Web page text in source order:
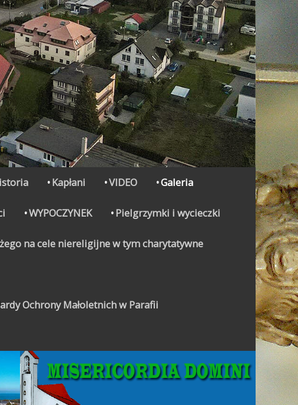
Kapłani VIDEO Galeria
WYPOCZYNEK Pielgrzymki i wycieczki
na cele niereligijne w tym charytatywne
Ochrony Małoletnich w Parafii
Gazetka Parafialna